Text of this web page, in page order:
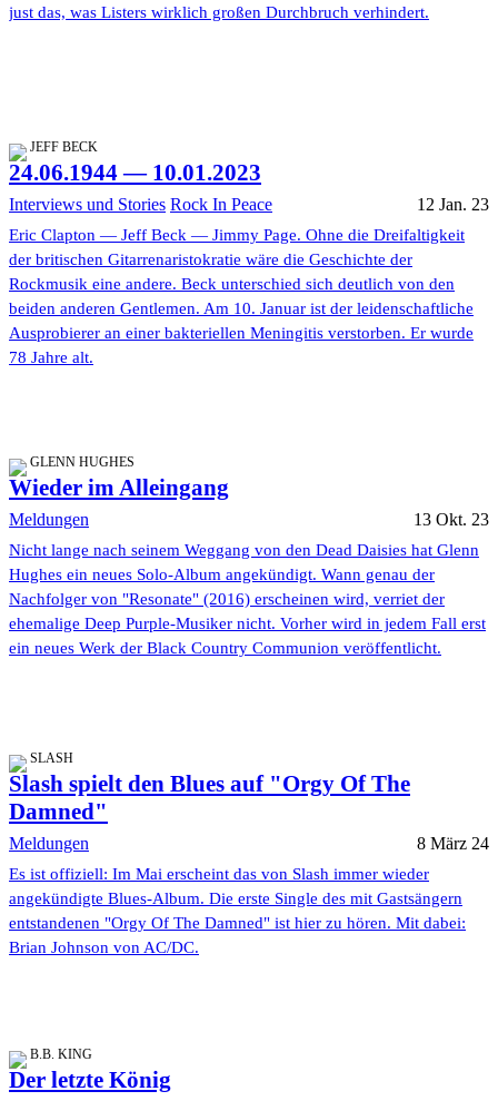
just das, was Listers wirklich großen Durchbruch verhindert.
JEFF BECK
24.06.1944 — 10.01.2023
Interviews und Stories Rock In Peace 12 Jan. 23
Eric Clapton — Jeff Beck — Jimmy Page. Ohne die Dreifaltigkeit
der britischen Gitarrenaristokratie wäre die Geschichte der
Rockmusik eine andere. Beck unterschied sich deutlich von den
beiden anderen Gentlemen. Am 10. Januar ist der leidenschaftliche
Ausprobierer an einer bakteriellen Meningitis verstorben. Er wurde
78 Jahre alt.
GLENN HUGHES
Wieder im Alleingang
Meldungen 13 Okt. 23
Nicht lange nach seinem Weggang von den Dead Daisies hat Glenn
Hughes ein neues Solo-Album angekündigt. Wann genau der
Nachfolger von "Resonate" (2016) erscheinen wird, verriet der
ehemalige Deep Purple-Musiker nicht. Vorher wird in jedem Fall erst
ein neues Werk der Black Country Communion veröffentlicht.
SLASH
Slash spielt den Blues auf "Orgy Of The
Damned"
Meldungen 8 März 24
Es ist offiziell: Im Mai erscheint das von Slash immer wieder
angekündigte Blues-Album. Die erste Single des mit Gastsängern
entstandenen "Orgy Of The Damned" ist hier zu hören. Mit dabei:
Brian Johnson von AC/DC.
B.B. KING
Der letzte König